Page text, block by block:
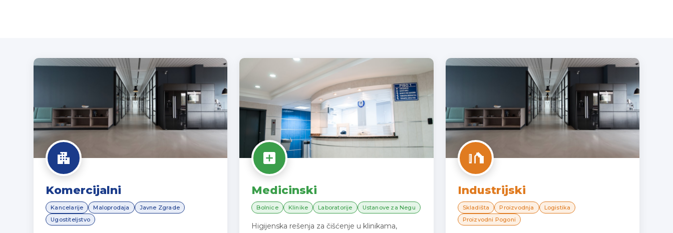
Komercijalni
Kancelarije Maloprodaja
Javne Zgrade
Ugostiteljstvo
Medicinski
Bolnice Klinike Laboratorije Ustanove za Negu
Higijenska rešenja za čišćenje u klinikama,
Industrijski
Skladišta Proizvodnja
Logistika
Proizvodni Pogoni